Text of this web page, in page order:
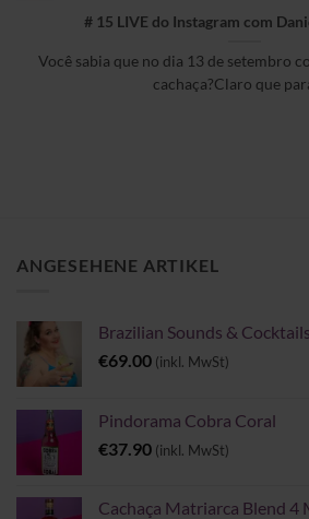
# 15 LIVE do Instagram com
Você sabia que no dia 13 de setembro
cachaça?Claro que
ANGESEHENE ARTIKEL
Brazilian Sounds & Cocktails
€69.00 (inkl. MwSt)
Pindorama Cobra Coral
€37.90 (inkl. MwSt)
Cachaça Matriarca Blend 4